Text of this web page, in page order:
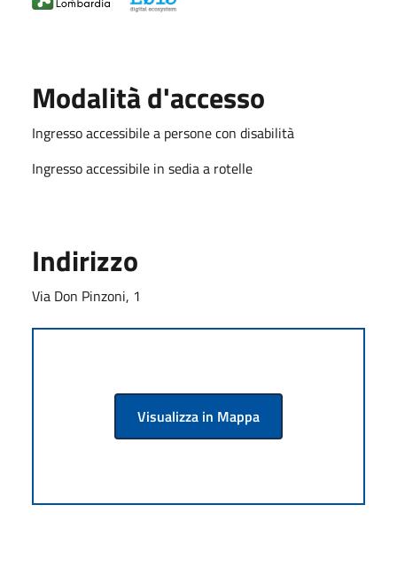
Modalità d'accesso
Ingresso accessibile a persone con disabilità
Ingresso accessibile in sedia a rotelle
Indirizzo
Via Don Pinzoni, 1
Visualizza in Mappa